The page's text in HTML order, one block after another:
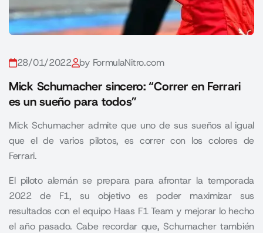
28/01/2022 by FormulaNitro.com
Mick Schumacher sincero: “Correr en Ferrari
es un sueño para todos”
Mick Schumacher admite que uno de sus sueños al igual
que el de varios pilotos, es correr con los colores de
Ferrari.
El piloto alemán se prepara para afrontar la temporada
2022 de F1, su objetivo es poder maximizar sus
resultados con el equipo Haas F1 Team y mejorar lo hecho
el año pasado. Cabe recordar que, Schumacher también